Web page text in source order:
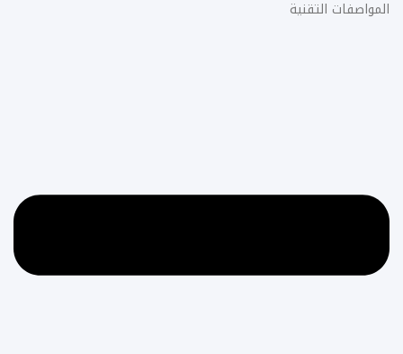
المواصفات التقنية